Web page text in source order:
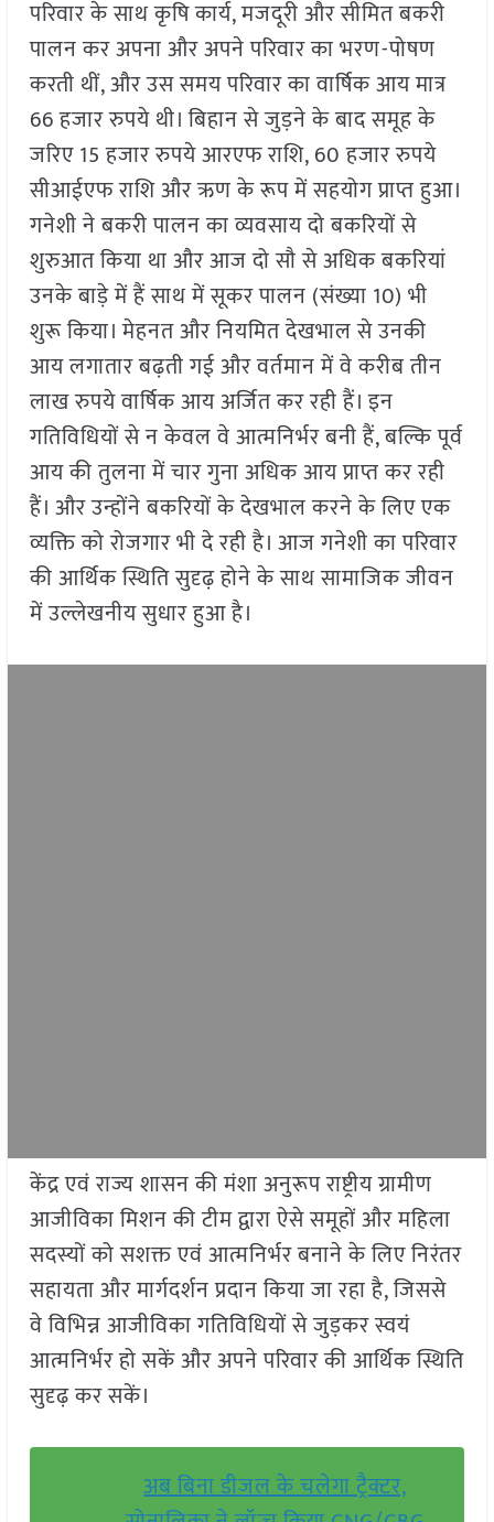
परिवार के साथ कृषि कार्य, मजदूरी और सीमित बकरी
पालन कर अपना और अपने परिवार का भरण-पोषण
करती थीं, और उस समय परिवार का वार्षिक आय मात्र
66 हजार रुपये थी। बिहान से जुड़ने के बाद समूह के
जरिए 15 हजार रुपये आरएफ राशि, 60 हजार रुपये
सीआईएफ राशि और ऋण के रूप में सहयोग प्राप्त हुआ।
गनेशी ने बकरी पालन का व्यवसाय दो बकरियों से
शुरुआत किया था और आज दो सौ से अधिक बकरियां
उनके बाड़े में हैं साथ में सूकर पालन (संख्या 10) भी
शुरू किया। मेहनत और नियमित देखभाल से उनकी
आय लगातार बढ़ती गई और वर्तमान में वे करीब तीन
लाख रुपये वार्षिक आय अर्जित कर रही हैं। इन
गतिविधियों से न केवल वे आत्मनिर्भर बनी हैं, बल्कि पूर्व
आय की तुलना में चार गुना अधिक आय प्राप्त कर रही
हैं। और उन्होंने बकरियों के देखभाल करने के लिए एक
व्यक्ति को रोजगार भी दे रही है। आज गनेशी का परिवार
की आर्थिक स्थिति सुदृढ़ होने के साथ सामाजिक जीवन
में उल्लेखनीय सुधार हुआ है।
केंद्र एवं राज्य शासन की मंशा अनुरूप राष्ट्रीय ग्रामीण
आजीविका मिशन की टीम द्वारा ऐसे समूहों और महिला
सदस्यों को सशक्त एवं आत्मनिर्भर बनाने के लिए निरंतर
सहायता और मार्गदर्शन प्रदान किया जा रहा है, जिससे
वे विभिन्न आजीविका गतिविधियों से जुड़कर स्वयं
आत्मनिर्भर हो सकें और अपने परिवार की आर्थिक स्थिति
सुदृढ़ कर सकें।
अब बिना डीजल के चलेगा ट्रैक्टर,